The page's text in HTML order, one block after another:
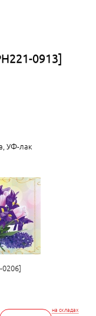
0913]
УФ-лак
на складах